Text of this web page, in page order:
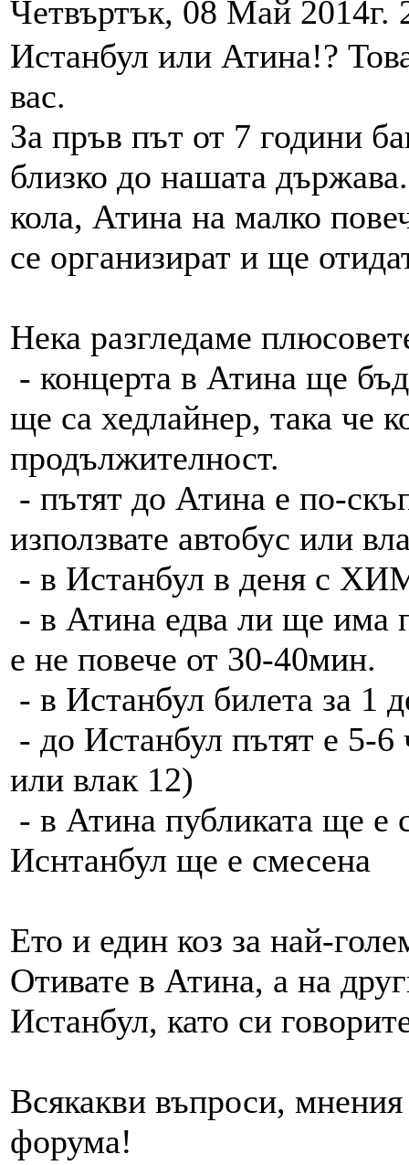
Четвъртък, 08 Май 2014г.
Истанбул или Атина!?
вас.
За пръв път от 7 години
близко до нашата
кола, Атина на малко
се организират и ще
Нека разгледаме
- концерта в Атина ще
ще са хедлайнер, така че
продължителност.
- пътят до Атина е по-
използвате автобус или
- в Истанбул в деня с
- в Атина едва ли ще има
е не повече от 30-40мин.
- в Истанбул билета за 1
- до Истанбул пътят е 5-6
или влак 12)
- в Атина публиката ще
Иснтанбул ще е смесена
Ето и един коз за най-
Отивате в Атина, а на
Истанбул, като си
Всякакви въпроси,
форума!